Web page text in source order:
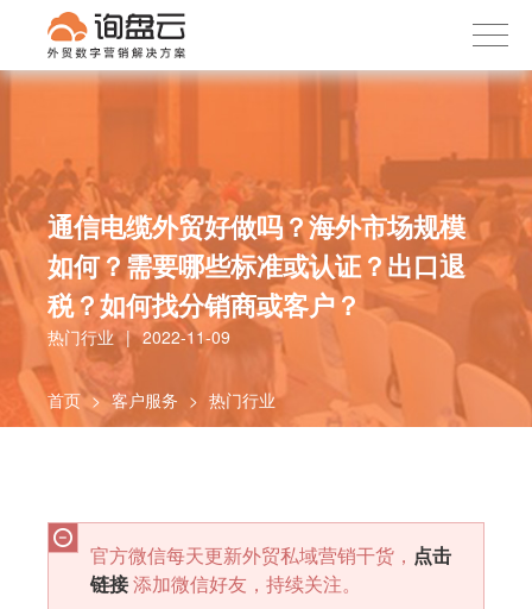
首页
客户案例
内容社区
关于我们
通信电缆外贸好做吗？海外市场规模
如何？需要哪些标准或认证？出口退
税？如何找分销商或客户？
热门行业 | 2022-11-09
首页 > 客户服务 > 热门行业
官方微信每天更新外贸私域营销干货， 点击
链接添加微信好友，持续关注。
下载APP